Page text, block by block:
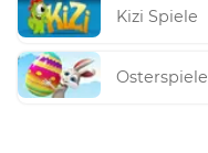
Kizi Spiele
Osterspiele